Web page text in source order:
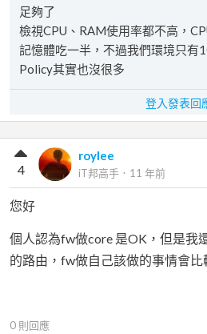
足夠了
檢視CPU、RAM使用率都不高，
記憶體吃一半，不過我們環境只有
Policy其實也沒很多
登入發表回
roylee
iT邦高手 ． 11 年前
4
您好
個人認為fw做core 是OK，但是我
的路由，fw做自己該做的事情會比
0 則回應